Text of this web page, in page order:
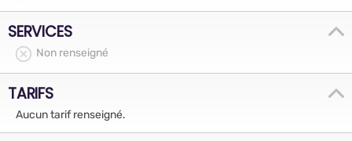
SERVICES
Non renseigné
TARIFS
Aucun tarif renseigné.